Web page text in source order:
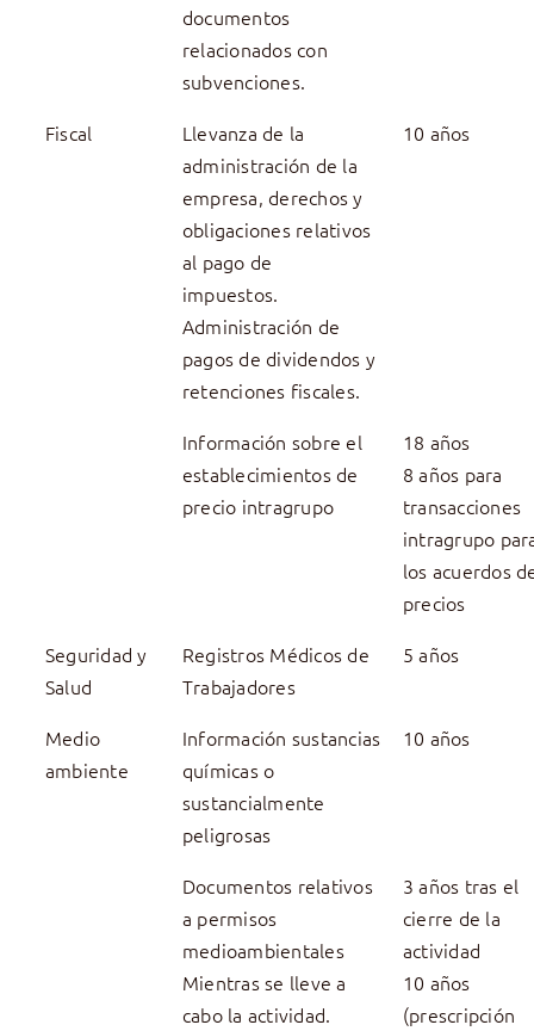
documentos
relacionados con
subvenciones.
Fiscal
Llevanza de la
administración de la
empresa, derechos y
obligaciones relativos
al pago de
impuestos.
Administración de
pagos de dividendos y
retenciones fiscales.
10 años
Información sobre el
establecimientos de
precio intragrupo
18 años
8 años para
transacciones
intragrupo
los acuerdos
precios
Seguridad y
Salud
Registros Médicos de
Trabajadores
5 años
Medio
ambiente
Información sustancias
químicas o
sustancialmente
peligrosas
10 años
Documentos relativos
a permisos
medioambientales
Mientras se lleve a
cabo la actividad.
3 años tras el
cierre de la
actividad
10 años
(prescripción